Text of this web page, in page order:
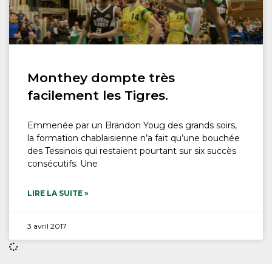
Monthey dompte très
facilement les Tigres.
Emmenée par un Brandon Youg des grands soirs,
la formation chablaisienne n’a fait qu’une bouchée
des Tessinois qui restaient pourtant sur six succès
consécutifs. Une
LIRE LA SUITE »
3 avril 2017